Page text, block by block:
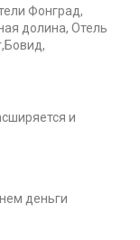
Фонград,
долина, Отель
и
деньги